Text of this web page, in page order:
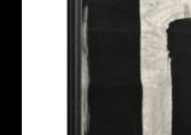
celui
expresiv.
Ancestral
murală lucrată